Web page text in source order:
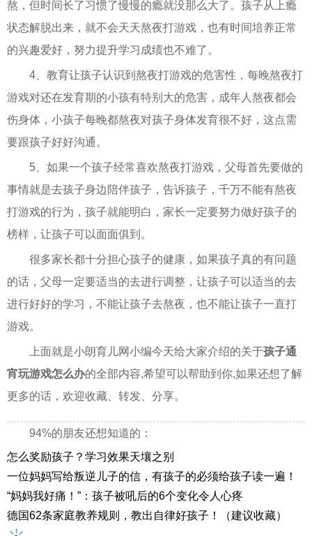
熬，但时间长了习惯了慢慢的瘾就没那么大了。孩子从上瘾
状态解脱出来，就不会天天熬夜打游戏，也有时间培养正常
的兴趣爱好，努力提升学习成绩也不难了。
4、教育让孩子认识到熬夜打游戏的危害性，每晚熬夜打
游戏对还在发育期的小孩有特别大的危害，成年人熬夜都会
伤身体，小孩子每晚都熬夜对孩子身体发育很不好，这点需
要跟孩子好好沟通。
5、如果一个孩子经常喜欢熬夜打游戏，父母首先要做的
事情就是去孩子身边陪伴孩子，告诉孩子，千万不能有熬夜
打游戏的行为，孩子就能明白，家长一定要努力做好孩子的
榜样，让孩子可以面面俱到。
很多家长都十分担心孩子的健康，如果孩子真的有问题
的话，父母一定要适当的去进行调整，让孩子可以适当的去
进行好好的学习，不能让孩子去熬夜，也不能让孩子一直打
游戏。
上面就是小朗育儿网小编今天给大家介绍的关于孩子通
宵玩游戏怎么办的全部内容,希望可以帮助到你,如果还想了解
更多的话，欢迎收藏、转发、分享。
94%的朋友还想知道的：
怎么奖励孩子？学习效果天壤之别
一位妈妈写给叛逆儿子的信，有孩子的必须给孩子读一遍！
“妈妈我好痛！”：孩子被吼后的6个变化令人心疼
德国62条家庭教养规则，教出自律好孩子！（建议收藏）